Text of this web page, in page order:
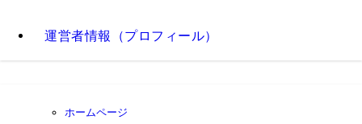
運営者情報（プロフィール）
ホームページ